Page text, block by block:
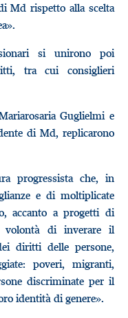
Md rispetto alla scelta
si unirono poi
tra cui consiglieri
Guglielmi e
di Md, replicarono
progressista che, in
e di moltiplicate
accanto a progetti di
volontà di inverare il
diritti delle persone,
poveri, migranti,
discriminate per il
identità di genere».